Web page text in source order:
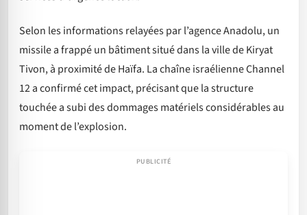
Selon les informations relayées par l’agence Anadolu, un
missile a frappé un bâtiment situé dans la ville de Kiryat
Tivon, à proximité de Haïfa. La chaîne israélienne Channel
12 a confirmé cet impact, précisant que la structure
touchée a subi des dommages matériels considérables au
moment de l’explosion.